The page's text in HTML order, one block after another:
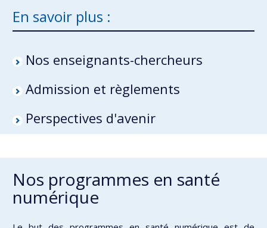
En savoir plus :
Nos enseignants-chercheurs
Admission et règlements
Perspectives d'avenir
Nos programmes en santé
numérique